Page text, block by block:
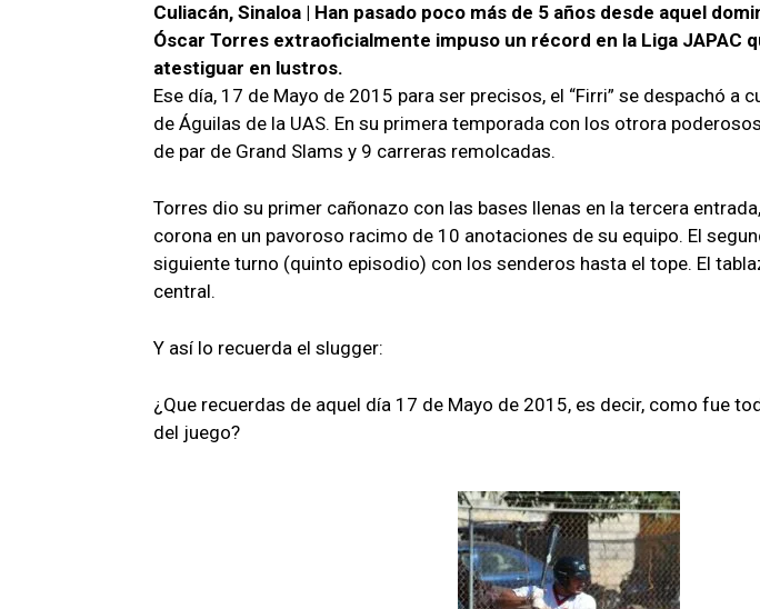
at
s
A
p
p
ce
b
o
o
k
e
gr
a
m
ail m
ar
tir
Culiacán, Sinaloa | Han pasado poco más de 5 años desde aquel
Óscar Torres extraoficialmente impuso un récord en la Liga JAPAC
atestiguar en lustros.
Ese día, 17 de Mayo de 2015 para ser precisos, el “Firri” se despachó a
de Águilas de la UAS. En su primera temporada con los otrora
de par de Grand Slams y 9 carreras remolcadas.
Torres dio su primer cañonazo con las bases llenas en la tercera
corona en un pavoroso racimo de 10 anotaciones de su equipo. El
siguiente turno (quinto episodio) con los senderos hasta el tope. El
central.
Y así lo recuerda el slugger:
¿Que recuerdas de aquel día 17 de Mayo de 2015, es decir, como fue
del juego?